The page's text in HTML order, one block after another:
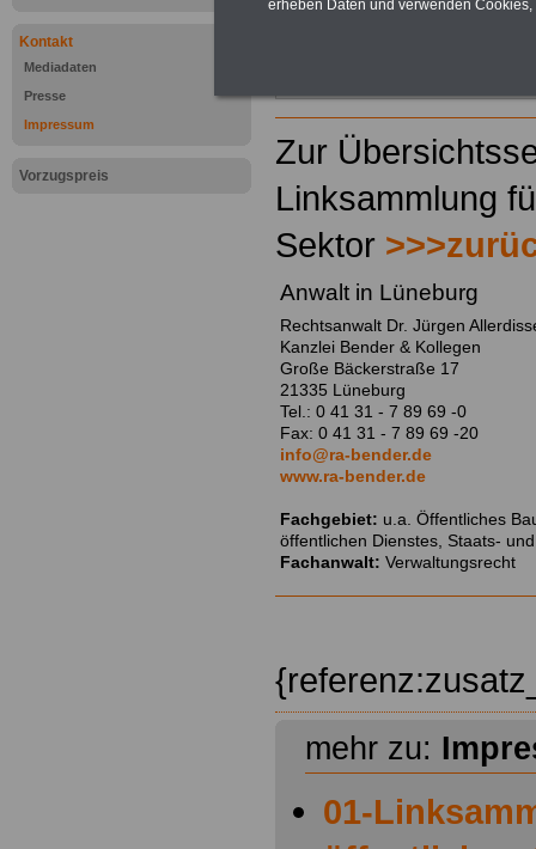
Kontakt
Mediadaten
Presse
Impressum
Vorzugspreis
Zur
Linksammlung
Sektor
Anwalt in Lüneburg
Rechtsanwalt Dr. Jürgen
Kanzlei Bender & Kollegen
Große Bäckerstraße 17
21335 Lüneburg
Tel.: 0 41 31 - 7 89 69 -0
Fax: 0 41 31 - 7 89 69 -20
info@ra-bender.de
www.ra-bender.de
Fachgebiet: u.a. Öffentliches
öffentlichen Dienstes, Staats-
Fachanwalt: Verwaltungsrecht
mehr zu:
01-
erheben Daten und verwenden